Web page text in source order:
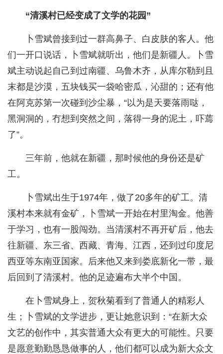
“清溪村已经变成了文学的花园”
卜雪斌曾接到过一群高鼻子、白皮肤的客人。他
们一开口说话，卜雪斌就听出，他们是新疆人。卜雪
斌主动说起自己到过南疆、乌鲁木齐，从库尔勒到且
末都是沙漠，五块钱买一袋哈密瓜，沁甜的；还有他
在阿克苏第一次碰到沙尘暴，“以为是天要落雨哒，
黑洞洞的，冇想到突然之间，落得一身的泥土，吓蔫
了”。
三年前，他就在新疆，那时候他的身份还是矿
工。
卜雪斌出生于1974年，做了20多年的矿工。清
溪村本来就有金矿，卜雪斌一开始在村里淘金。他善
于学习，也有一股闯劲。当清溪村不再开矿后，他去
往新疆、东三省、西藏、青海、江西，还到过印度尼
西亚等东南亚国家。后来他又来到娄底新化一带，最
后回到了清溪村。他的足迹遍布大半个中国。
在卜雪斌身上，贺秋菊看到了普通人的精彩人
生；卜雪斌的文学进步，更让她意识到：“在新大众
文艺的创作中，其实普通大众有更大的可能性。只要
是愿意勤勤恳恳做事的人，他们都可以成为新大众文